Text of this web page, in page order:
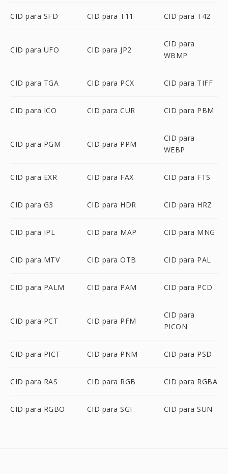
CID para SFD CID para T11 CID para T42
CID para UFO CID para JP2
CID para
WBMP
CID para TGA CID para PCX CID para TIFF
CID para ICO CID para CUR CID para PBM
CID para PGM CID para PPM
CID para
WEBP
CID para EXR CID para FAX CID para FTS
CID para G3 CID para HDR CID para HRZ
CID para IPL CID para MAP CID para MNG
CID para MTV CID para OTB CID para PAL
CID para PALM CID para PAM CID para PCD
CID para PCT CID para PFM
CID para
PICON
CID para PICT CID para PNM CID para PSD
CID para RAS CID para RGB CID para RGBA
CID para RGBO CID para SGI CID para SUN